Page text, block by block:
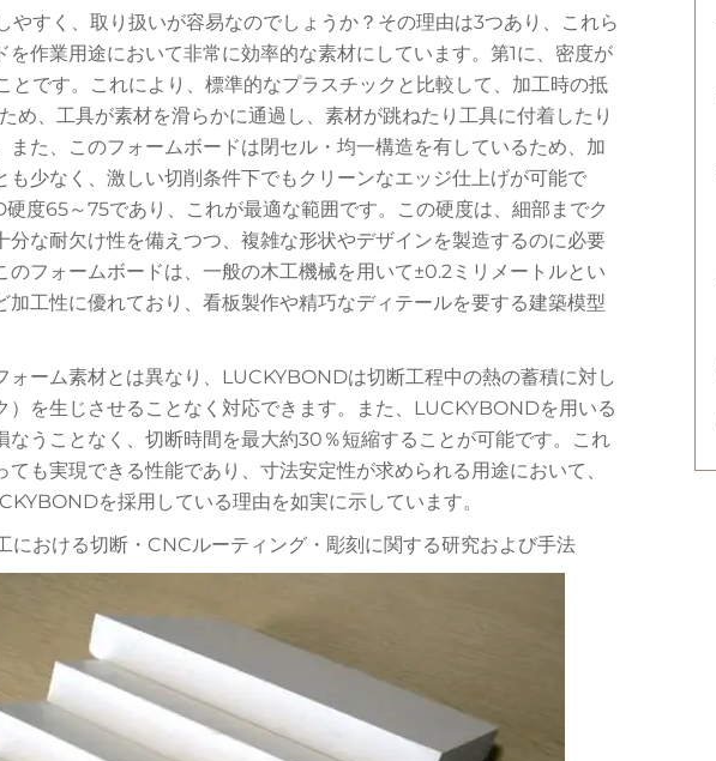
やすく、取り扱いが容易なのでしょうか？その理由は3つあり、これら
作業用途において非常に効率的な素材にしています。第1に、密度が
です。これにより、標準的なプラスチックと比較して、加工時の抵
め、工具が素材を滑らかに通過し、素材が跳ねたり工具に付着したり
た、このフォームボードは閉セル・均一構造を有しているため、加
も少なく、激しい切削条件下でもクリーンなエッジ仕上げが可能で
度65～75であり、これが最適な範囲です。この硬度は、細部までク
分な耐欠け性を備えつつ、複雑な形状やデザインを製造するのに必要
のフォームボードは、一般の木工機械を用いて±0.2ミリメートルとい
加工性に優れており、看板製作や精巧なディテールを要する建築模型
ォーム素材とは異なり、LUCKYBONDは切断工程中の熱の蓄積に対し
）を生じさせることなく対応できます。また、LUCKYBONDを用いる
なうことなく、切断時間を最大約30％短縮することが可能です。これ
も実現できる性能であり、寸法安定性が求められる用途において、
を採用している理由を如実に示しています。
における切断・CNCルーティング・彫刻に関する研究および手法